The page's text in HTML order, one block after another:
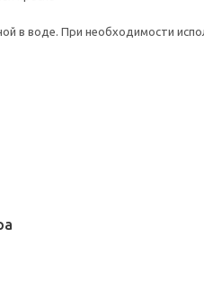
в воде. При необходимости